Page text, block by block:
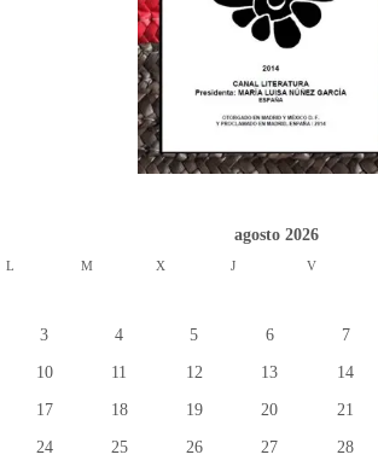
agosto 2026
L M X J V
3 4 5 6 7
10 11 12 13 14
17 18 19 20 21
24 25 26 27 28